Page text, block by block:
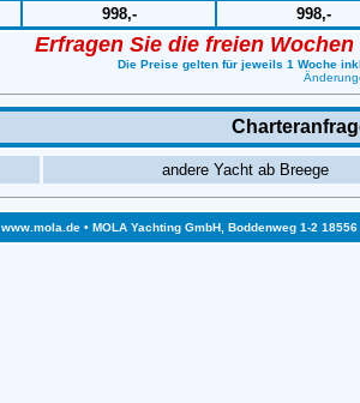
998,- 998,-
Erfragen Sie die freien
Die Preise gelten für jeweils 1 Woche
andere Yacht ab Breege
www.mola.de• MOLA Yachting GmbH, Boddenweg 1-2